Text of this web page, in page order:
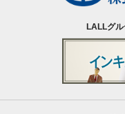
LALLグル